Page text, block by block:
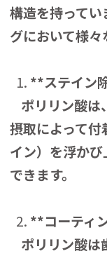
構造を持って
グにおいて様々
**ステイン
ポリリン酸は
摂取によって
イン）を浮か
できます。
**コーティ
ポリリン酸は